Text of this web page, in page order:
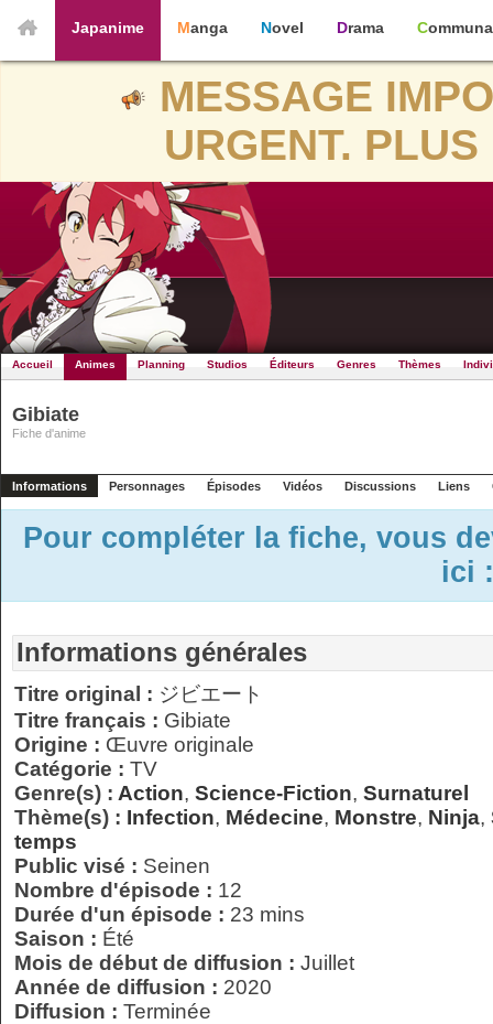
Japanime Manga Novel Drama
MESSAGE
URGENT.
Accueil Animes Planning Studios Éditeurs Genres Thèmes
Gibiate
Fiche d'anime
Informations Personnages Épisodes Vidéos Discussions Liens
Pour compléter la fiche, vous
ici
Informations générales
Titre original : ジビエート
Titre français : Gibiate
Origine : Œuvre originale
Catégorie : TV
Genre(s) : Action, Science-Fiction, Surnaturel
Thème(s) : Infection, Médecine, Monstre, Ninja,
temps
Public visé : Seinen
Nombre d'épisode : 12
Durée d'un épisode : 23 mins
Saison : Été
Mois de début de diffusion : Juillet
Année de diffusion : 2020
Diffusion : Terminée